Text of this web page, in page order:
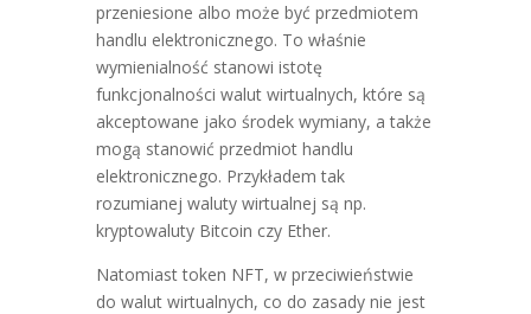
przeniesione albo może być przedmiotem
handlu elektronicznego. To właśnie
wymienialność stanowi istotę
funkcjonalności walut wirtualnych, które są
akceptowane jako środek wymiany, a także
mogą stanowić przedmiot handlu
elektronicznego. Przykładem tak
rozumianej waluty wirtualnej są np.
kryptowaluty Bitcoin czy Ether.
Natomiast token NFT, w przeciwieństwie
do walut wirtualnych, co do zasady nie jest